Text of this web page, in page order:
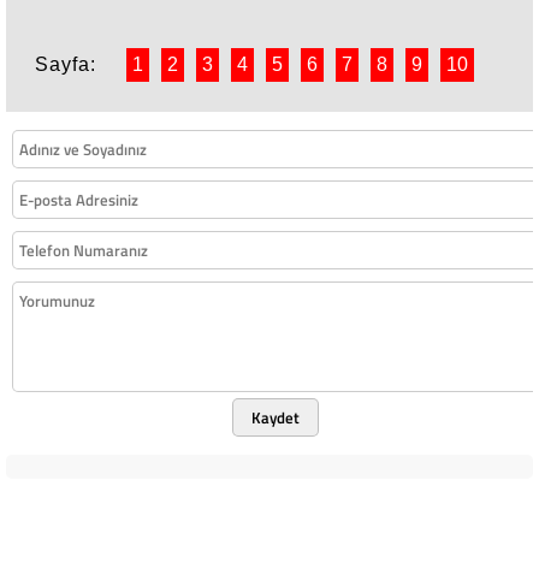
Sayfa: 1 2 3 4 5 6 7 8 9 10
Kaydet